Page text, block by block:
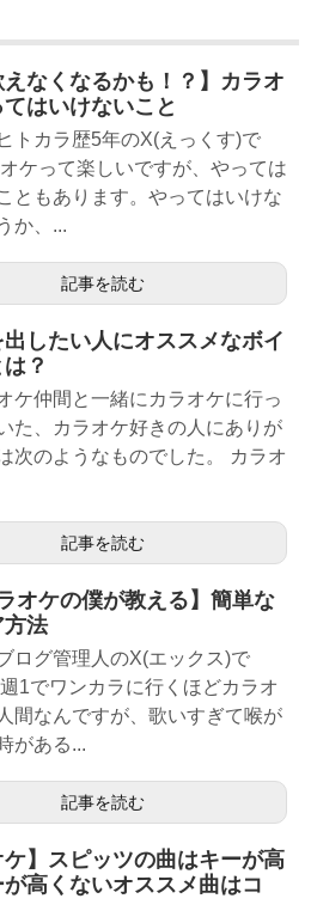
えなくなるかも！？】カラオ
はいけないこと
トカラ歴5年のX(えっくす)で
ケって楽しいですが、やっては
ともあります。やってはいけな
か、...
記事を読む
したい人にオススメなボイ
？
ケ仲間と一緒にカラオケに行っ
た、カラオケ好きの人にありが
次のようなものでした。 カラオ
記事を読む
オケの僕が教える】簡単な
方法
ログ管理人のX(エックス)で
1でワンカラに行くほどカラオ
間なんですが、歌いすぎて喉が
がある...
記事を読む
ケ】スピッツの曲はキーが高
高くないオススメ曲はコ